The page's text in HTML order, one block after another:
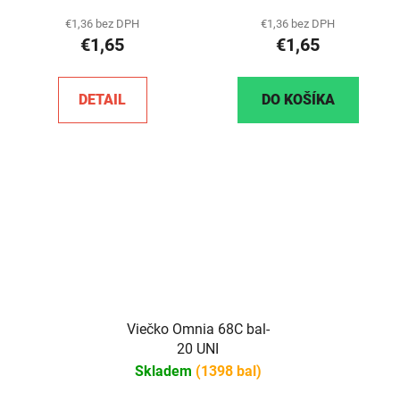
€1,36 bez DPH
€1,65
DETAIL
€1,36 bez DPH
€1,65
DO KOŠÍKA
Viečko Omnia 68C bal-
20 UNI
Skladem (1398 bal)